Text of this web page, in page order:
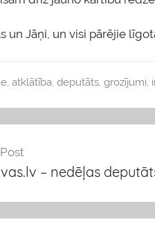
un Jāņi, un visi pārējie
, atklātība, deputāts, grozījumi,
– nedēļas